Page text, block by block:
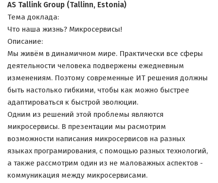
AS Tallink Group (Tallinn, Estonia)
Тема доклада:
Что наша жизнь? Микросервисы!
Описание:
Мы живём в динамичном мире. Практически все сферы
деятельности человека подвержены ежедневным
изменениям. Поэтому современные ИТ решения должны
быть настолько гибкими, чтобы как можно быстрее
адаптироваться к быстрой эволюции.
Одним из решений этой проблемы являются
микросервисы. В презентации мы расмотрим
возможности написания микросервисов на разных
языках програмирования, с помощью разных технологий,
а также рассмотрим один из не маловажных аспектов -
коммуникация между микросервисами.